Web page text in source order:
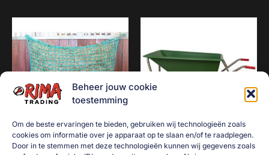
Beheer jouw cookie
toestemming
Om de beste ervaringen te bieden, gebruiken wij technologieën zoals
cookies om informatie over je apparaat op te slaan en/of te raadplegen.
Door in te stemmen met deze technologieën kunnen wij gegevens zoals
Slowfeeder / hooinet 5mm
Kruiwagen 160 liter | 2